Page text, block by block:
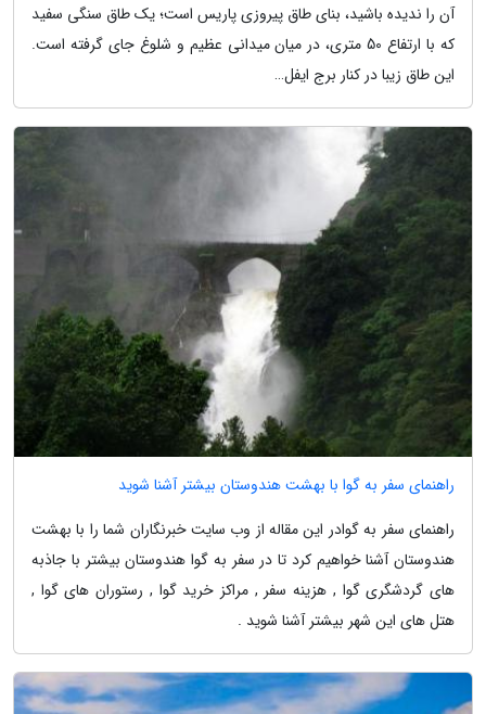
آن را ندیده باشید، بنای طاق پیروزی پاریس است؛ یک طاق سنگی سفید
که با ارتفاع 50 متری، در میان میدانی عظیم و شلوغ جای گرفته است.
این طاق زیبا در کنار برج ایفل…
راهنمای سفر به گوا با بهشت هندوستان بیشتر آشنا شوید
راهنمای سفر به گوادر این مقاله از وب سایت خبرنگاران شما را با بهشت
هندوستان آشنا خواهیم کرد تا در سفر به گوا هندوستان بیشتر با جاذبه
های گردشگری گوا , هزینه سفر , مراکز خرید گوا , رستوران های گوا ,
هتل های این شهر بیشتر آشنا شوید .